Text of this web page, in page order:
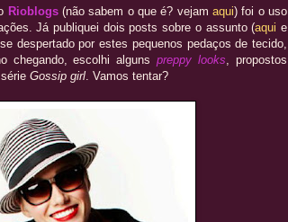
Rioblogs(não sabem o que é? vejamaqui) foi o uso
Já publiquei dois posts sobre o assunto (aqui e
despertado por estes pequenos pedaços de tecido,
chegando, escolhi algunspreppy looks , propostos
Gossip girl . Vamos tentar?